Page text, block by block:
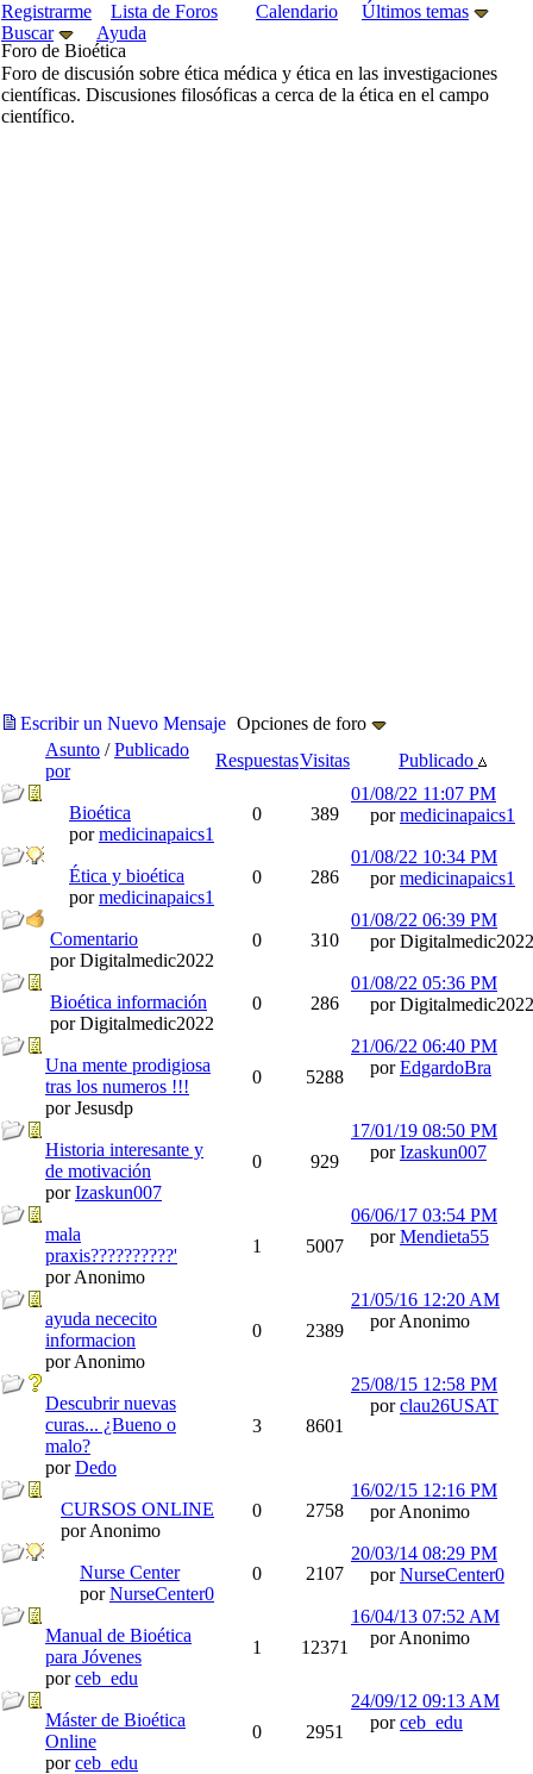
Registrarme
Lista de Foros Calendario
Últimos temas
Buscar
Ayuda
Foro de Bioética
Foro de discusión sobre ética médica y ética en las investigaciones
científicas. Discusiones filosóficas a cerca de la ética en el campo
científico.
Escribir un Nuevo Mensaje Opciones de foro
Asunto /Publicado
por
RespuestasVisitas Publicado
Bioética
pormedicinapaics1
0 389
01/08/22 11:07 PM
pormedicinapaics1
Ética y bioética
pormedicinapaics1
0 286
01/08/22 10:34 PM
pormedicinapaics1
Comentario
por Digitalmedic2022
0 310
01/08/22 06:39 PM
por Digitalmedic2022
Bioética información
por Digitalmedic2022
0 286
01/08/22 05:36 PM
por Digitalmedic2022
Una mente prodigiosa
tras los numeros !!!
por Jesusdp
0 5288
21/06/22 06:40 PM
porEdgardoBra
Historia interesante y
de motivación
porIzaskun007
0 929
17/01/19 08:50 PM
porIzaskun007
mala
praxis??????????'
por Anonimo
1 5007
06/06/17 03:54 PM
porMendieta55
ayuda nececito
informacion
por Anonimo
0 2389
21/05/16 12:20 AM
por Anonimo
Descubrir nuevas
curas... ¿Bueno o
malo?
porDedo
3 8601
25/08/15 12:58 PM
porclau26USAT
CURSOS ONLINE
por Anonimo
0 2758
16/02/15 12:16 PM
por Anonimo
Nurse Center
porNurseCenter0
0 2107
20/03/14 08:29 PM
porNurseCenter0
Manual de Bioética
para Jóvenes
porceb_edu
1 12371
16/04/13 07:52 AM
por Anonimo
Máster de Bioética
Online
porceb_edu
0 2951
24/09/12 09:13 AM
porceb_edu